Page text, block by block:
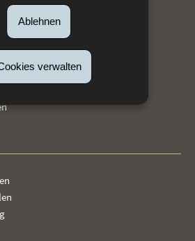
Ablehnen
verwalten